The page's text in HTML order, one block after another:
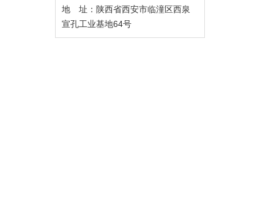
地 址：陕西省西安市临潼区西泉
宣孔工业基地64号